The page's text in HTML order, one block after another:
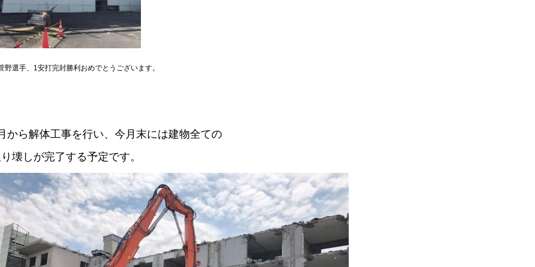
野選手、1安打完封勝利おめでとうございます。
から解体工事を行い、今月末には建物全ての
壊しが完了する予定です。